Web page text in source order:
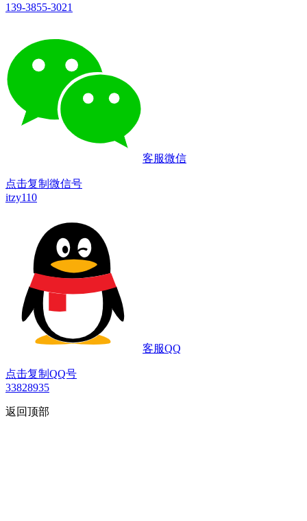
139-3855-3021
客服微信
点击复制微信号
itzy110
客服QQ
点击复制QQ号
33828935
返回顶部